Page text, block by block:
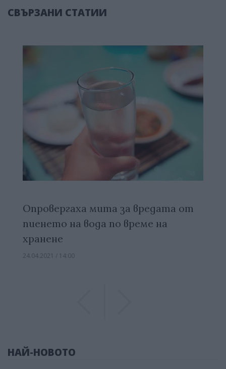
СВЪРЗАНИ СТАТИИ
Опровергаха мита за вредата от
пиенето на вода по време на
хранене
24.04.2021 / 14:00
НАЙ-НОВОТО